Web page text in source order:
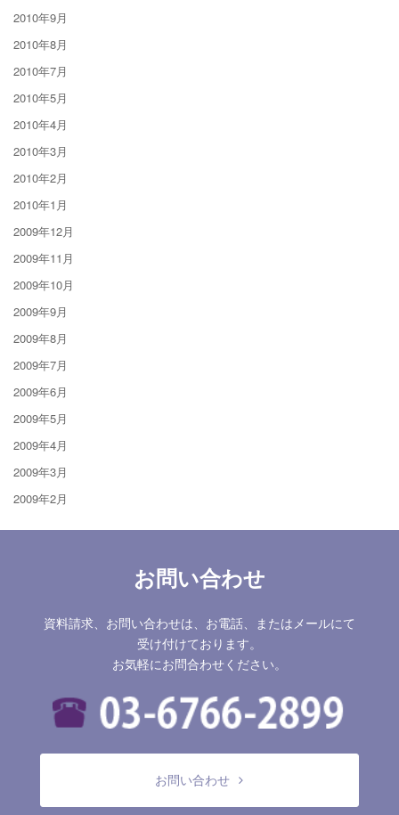
2010年9月
2010年8月
2010年7月
2010年5月
2010年4月
2010年3月
2010年2月
2010年1月
2009年12月
2009年11月
2009年10月
2009年9月
2009年8月
2009年7月
2009年6月
2009年5月
2009年4月
2009年3月
2009年2月
お問い合わせ
資料請求、お問い合わせは、お電話、またはメールにて
受け付けております。
お気軽にお問合わせください。
お問い合わせ